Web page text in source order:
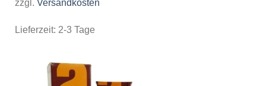
zzgl. Versandkosten
Lieferzeit: 2-3 Tage